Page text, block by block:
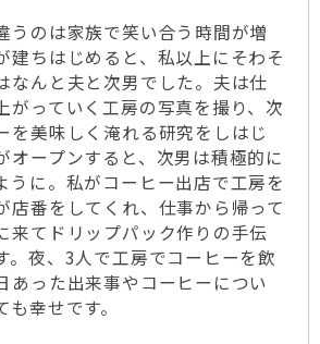
うのは家族で笑い合う時間が増
建ちはじめると、私以上にそわそ
なんと夫と次男でした。夫は仕
がっていく工房の写真を撮り、次
を美味しく淹れる研究をしはじ
オープンすると、次男は積極的に
うに。私がコーヒー出店で工房を
店番をしてくれ、仕事から帰って
来てドリップパック作りの手伝
。夜、3人で工房でコーヒーを飲
あった出来事やコーヒーについ
も幸せです。